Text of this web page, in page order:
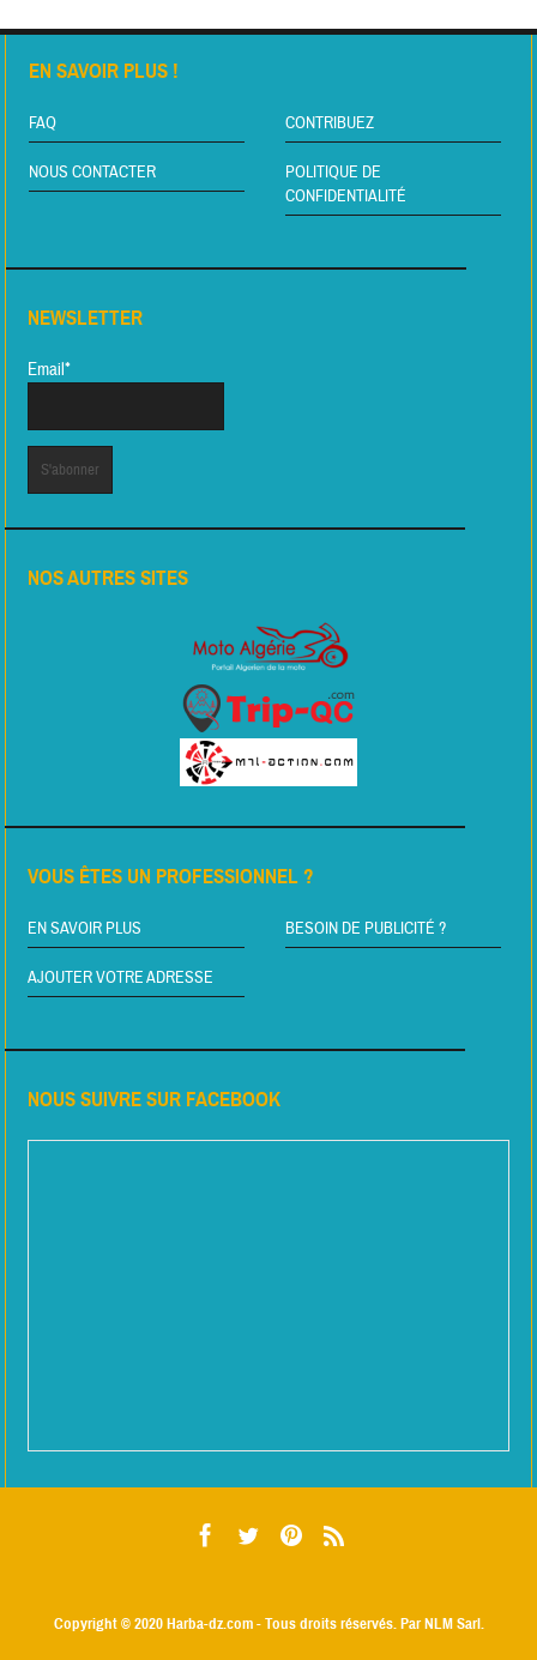
EN SAVOIR PLUS !
FAQ CONTRIBUEZ
NOUS CONTACTER
POLITIQUE DE
CONFIDENTIALITÉ
NEWSLETTER
Email*
NOS AUTRES SITES
VOUS ÊTES UN PROFESSIONNEL ?
EN SAVOIR PLUS BESOIN DE PUBLICITÉ ?
AJOUTER VOTRE ADRESSE
NOUS SUIVRE SUR FACEBOOK
Copyright © 2020Harba-dz.com- Tous droits réservés. Par NLM Sarl.